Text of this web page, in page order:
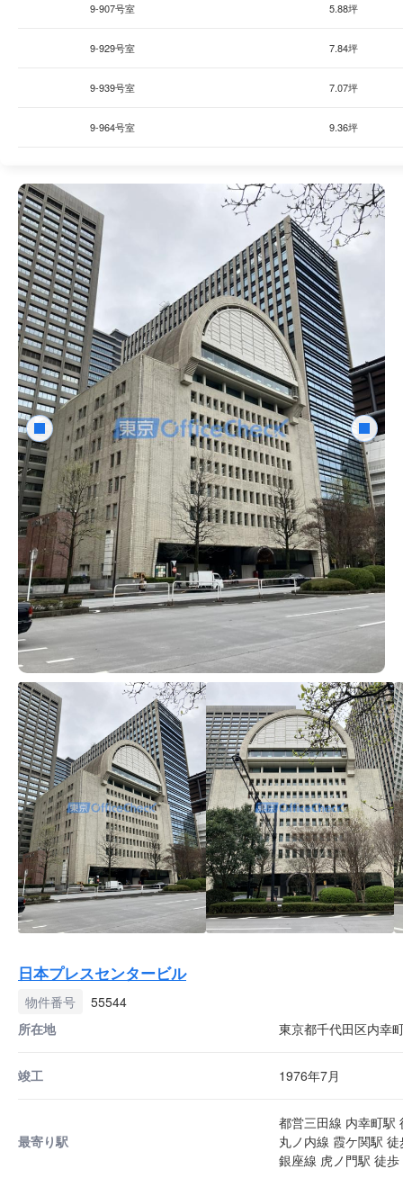
9-907号室 5.88坪
9-929号室 7.84坪
9-939号室 7.07坪
9-964号室 9.36坪
日本プレスセンタービル
物件番号
55544
所在地
東京都千代田区内幸
竣工 1976年7月
最寄り駅
都営三田線 内幸町駅
丸ノ内線 霞ケ関駅
銀座線 虎ノ門駅 徒歩